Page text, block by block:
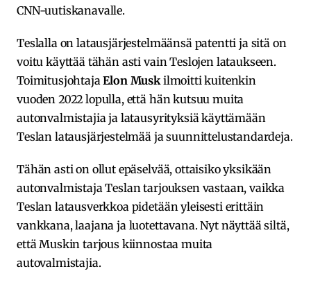
CNN-uutiskanavalle.
Teslalla on latausjärjestelmäänsä patentti ja sitä on
voitu käyttää tähän asti vain Teslojen lataukseen.
ToimitusjohtajaElon Musk ilmoitti kuitenkin
vuoden 2022 lopulla, että hän kutsuu muita
autonvalmistajia ja latausyrityksiä käyttämään
Teslan latausjärjestelmää ja suunnittelustandardeja.
Tähän asti on ollut epäselvää, ottaisiko yksikään
autonvalmistaja Teslan tarjouksen vastaan, vaikka
Teslan latausverkkoa pidetään yleisesti erittäin
vankkana, laajana ja luotettavana. Nyt näyttää siltä,
että Muskin tarjous kiinnostaa muita
autovalmistajia.